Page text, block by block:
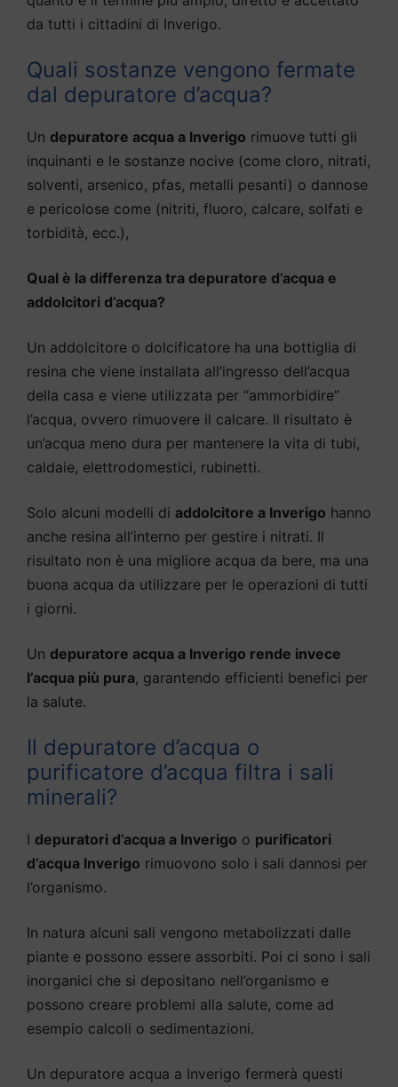
da tutti i cittadini di Inverigo.
Quali sostanze vengono fermate
dal depuratore d’acqua?
Un depuratore acqua a Inverigo rimuove tutti gli
inquinanti e le sostanze nocive (come cloro, nitrati,
solventi, arsenico, pfas, metalli pesanti) o dannose
e pericolose come (nitriti, fluoro, calcare, solfati e
torbidità, ecc.),
Qual è la differenza tra depuratore d’acqua e
addolcitori d’acqua?
Un addolcitore o dolcificatore ha una bottiglia di
resina che viene installata all’ingresso dell’acqua
della casa e viene utilizzata per “ammorbidire”
l’acqua, ovvero rimuovere il calcare. Il risultato è
un’acqua meno dura per mantenere la vita di tubi,
caldaie, elettrodomestici, rubinetti.
Solo alcuni modelli di addolcitore a Inverigo hanno
anche resina all’interno per gestire i nitrati. Il
risultato non è una migliore acqua da bere, ma una
buona acqua da utilizzare per le operazioni di tutti
i giorni.
Un depuratore acqua a Inverigo rende invece
l’acqua più pura, garantendo efficienti benefici per
la salute.
Il depuratore d’acqua o
purificatore d’acqua filtra i sali
minerali?
I depuratori d’acqua a Inverigo o purificatori
d’acqua Inverigo rimuovono solo i sali dannosi per
l’organismo.
In natura alcuni sali vengono metabolizzati dalle
piante e possono essere assorbiti. Poi ci sono i sali
inorganici che si depositano nell’organismo e
possono creare problemi alla salute, come ad
esempio calcoli o sedimentazioni.
Un depuratore acqua a Inverigo fermerà questi